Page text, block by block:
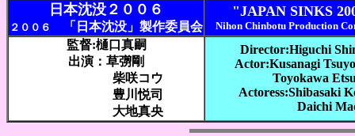
日本沈没２００６
２００６ 「日本沈没」製作委員会
"JAPAN SINKS
Nihon Chinbotu Production
監督:樋口真嗣
出演：草彅剛
柴咲コウ
豊川悦司
大地真央
Director:Higuchi
Actor:Kusanagi
Toyokawa
Actoress:Shibasaki
Daichi